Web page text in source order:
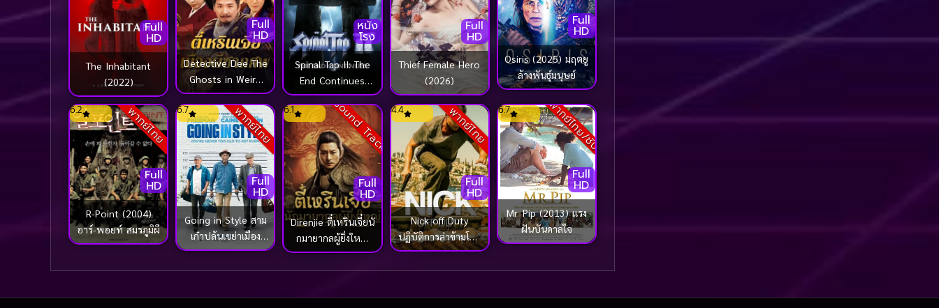
Full
HD
The Inhabitant
(2022)
Full
HD
Detective Dee The
Ghosts in Weird
Town ตี๋เหรินเจี๋ย
เมืองผีซากศพ
(2025)
หนัง
โรง
Spinal Tap II: The
End Continues
(2025)
Full
HD
Thief Female Hero
(2026)
Full
HD
Osiris (2025) มฤตยู
ล้างพันธุ์มนุษย์
พากย์ไทย
Full
HD
6.2
R-Point (2004)
อาร์-พอยท์ สมรภูมิผี
พากย์ไทย
Full
HD
6.7
Going in Style สาม
เก๋าปล้นเขย่าเมือง
(2017)
Sound Track
Full
HD
6.1
Direnjie ตี๋เหรินเจี๋ยนั
กมายากลผู้ยิ่งใหญ่
(2024)
พากย์ไทย
Full
HD
4.4
Nick off Duty
ปฏิบัติการล่าข้ามโลก
(2015)
พากย์ไทย/ซับ
Full
HD
6.7
Mr. Pip (2013) แรง
ฝันบันดาลใจ
จริง